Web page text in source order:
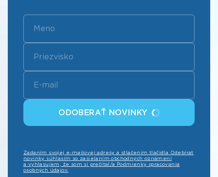
ODOBERAŤ NOVINKY
Zadaním svojej e-mailovej adresy a stlačením tlačidla Odebírat
novinky súhlasím so zasielaním obchodných oznámení
a vyhlasujem, že som si prečítal/a Podmienky spracovania
osobných údajov.